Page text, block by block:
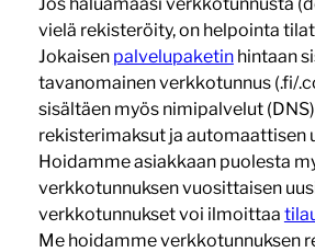
vielä rekisteröity, on helpointa
Jokaisen palvelupaketinhintaan
tavanomainen verkkotunnus (.fi/
sisältäen myös nimipalvelut
rekisterimaksut ja automaattisen
Hoidamme asiakkaan puolesta
verkkotunnuksen vuosittaisen
verkkotunnukset voi ilmoittaa
Me hoidamme verkkotunnuksen